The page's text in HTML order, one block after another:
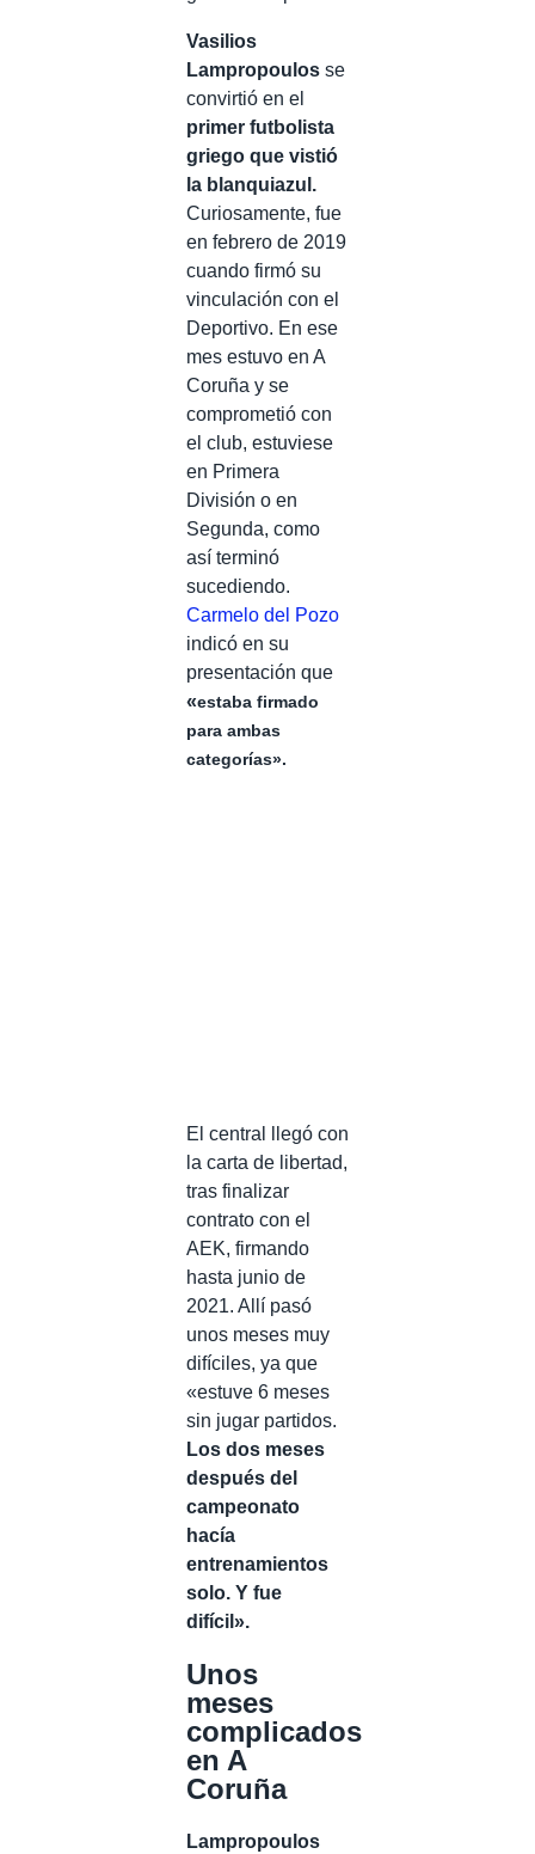
Vasilios
Lampropoulos se
convirtió en el
primer futbolista
griego que vistió
la blanquiazul.
Curiosamente, fue
en febrero de 2019
cuando firmó su
vinculación con el
Deportivo. En ese
mes estuvo en A
Coruña y se
comprometió con
el club, estuviese
en Primera
División o en
Segunda, como
así terminó
sucediendo.
Carmelo del Pozo
indicó en su
presentación que
«estaba firmado
para ambas
categorías».
El central llegó con
la carta de libertad,
tras finalizar
contrato con el
AEK, firmando
hasta junio de
2021. Allí pasó
unos meses muy
difíciles, ya que
«estuve 6 meses
sin jugar partidos.
Los dos meses
después del
campeonato
hacía
entrenamientos
solo. Y fue
difícil».
Unos
meses
complicados
en A
Coruña
Lampropoulos